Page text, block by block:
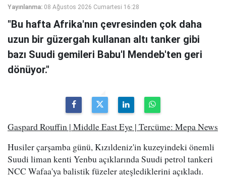
Yayınlanma: 08 Ağustos 2026 Cumartesi 16:28
"Bu hafta Afrika'nın çevresinden çok daha
uzun bir güzergah kullanan altı tanker gibi
bazı Suudi gemileri Babu'l Mendeb'ten geri
dönüyor."
Gaspard Rouffin | Middle East Eye | Tercüme: Mepa News
Husiler çarşamba günü, Kızıldeniz'in kuzeyindeki önemli
Suudi liman kenti Yenbu açıklarında Suudi petrol tankeri
NCC Wafaa'ya balistik füzeler ateşlediklerini açıkladı.